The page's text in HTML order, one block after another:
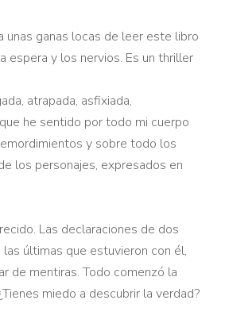
unas ganas locas de leer este libro
espera y los nervios. Es un thriller
atrapada, asfixiada,
he sentido por todo mi cuerpo
y sobre todo los
los personajes, expresados en
Las declaraciones de dos
últimas que estuvieron con él,
de mentiras. Todo comenzó la
miedo a descubrir la verdad?